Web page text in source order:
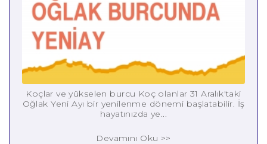
Koçlar ve yükselen burcu Koç olanlar 31 Aralık'taki
Oğlak Yeni Ayı bir yenilenme dönemi başlatabilir. İş
hayatınızda ye...
Devamını Oku >>